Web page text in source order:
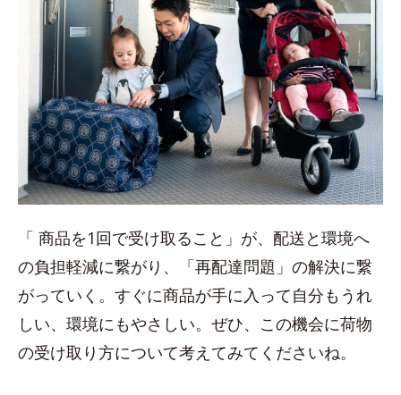
「 商品を1回で受け取ること」が、配送と環境へ
の負担軽減に繋がり、「再配達問題」の解決に繋
がっていく。すぐに商品が手に入って自分もうれ
しい、環境にもやさしい。ぜひ、この機会に荷物
の受け取り方について考えてみてくださいね。